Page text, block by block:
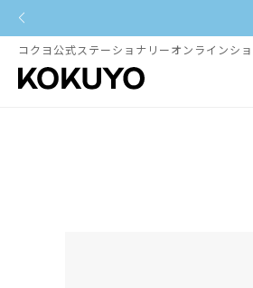
コクヨ公式ステーショナリーオンラインシ